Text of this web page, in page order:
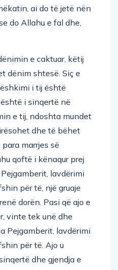
ai do të jetë nën
do Allahu e fal dhe,
e caktuar, këtij
dënim shtesë. Siç e
i tij është
i sinqertë në
e tij, ndoshta mundet
dhe të bëhet
marrjes së
qoftë i kënaqur prej
lavdërimi
për të, një gruaje
dorën. Pasi që ajo e
vinte tek unë dhe
Pejgamberit, lavdërimi
për të. Ajo u
dhe gjendja e